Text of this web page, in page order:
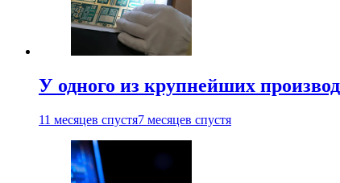
У одного из крупнейших
11 месяцев спустя7 месяцев спустя